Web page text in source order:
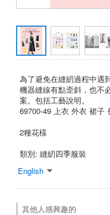
為了避免在縫紉過程中遇
機器縫線有點歪斜，也不
案。包括工藝說明。
69700-49 上衣 外衣 裙子
2種花樣
類別: 縫紉四季服裝
English
其他人感興趣的